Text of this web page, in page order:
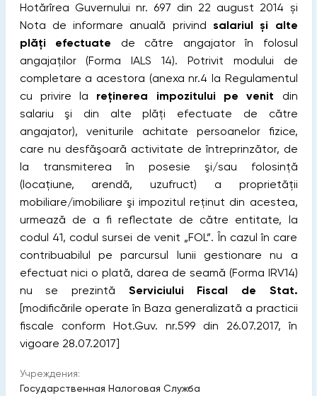
Hotărîrea Guvernului nr. 697 din 22 august 2014 și
Nota de informare anuală privind salariul și alte
plăți efectuate de către angajator în folosul
angajaților (Forma IALS 14). Potrivit modului de
completare a acestora (anexa nr.4 la Regulamentul
cu privire la reţinerea impozitului pe venit din
salariu şi din alte plăţi efectuate de către
angajator), veniturile achitate persoanelor fizice,
care nu desfăşoară activitate de întreprinzător, de
la transmiterea în posesie şi/sau folosinţă
(locaţiune, arendă, uzufruct) a proprietăţii
mobiliare/imobiliare şi impozitul reţinut din acestea,
urmează de a fi reflectate de către entitate, la
codul 41, codul sursei de venit „FOL”. În cazul în care
contribuabilul pe parcursul lunii gestionare nu a
efectuat nici o plată, darea de seamă (Forma IRV14)
nu se prezintă Serviciului Fiscal de Stat.
[modificările operate în Baza generalizată a practicii
fiscale conform Hot.Guv. nr.599 din 26.07.2017, în
vigoare 28.07.2017]
Учреждения:
Государственная Налоговая Служба